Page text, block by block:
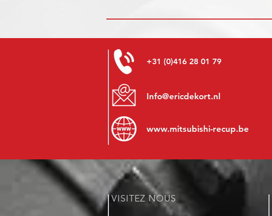
Info@ericdekort.nl
www.mitsubishi-recup.be
+31 (0)416 28 01 79
VISITEZ NOUS